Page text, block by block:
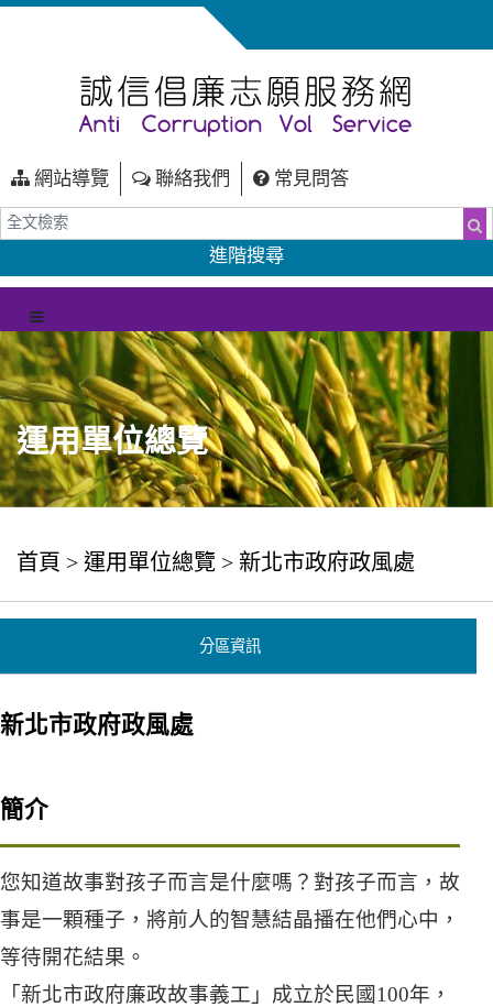
網站導覽 聯絡我們 常見問答
搜
進階搜尋
選單
運用單位總覽
首頁 > 運用單位總覽 > 新北市政府政風處
分區資訊
新北市政府政風處
簡介
您知道故事對孩子而言是什麼嗎？對孩子而言，故
事是一顆種子，將前人的智慧結晶播在他們心中，
等待開花結果。
「新北市政府廉政故事義工」成立於民國100年，